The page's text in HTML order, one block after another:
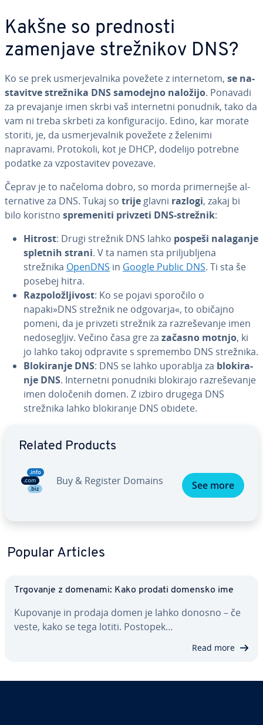
Kakšne so prednosti
zamenjave stre­žni­kov DNS?
Ko se prek usmer­je­val­ni­ka povežete z in­ter­ne­tom, se na­
sta­vi­tve strežnika DNS samodejno naložijo. Ponavadi
za pre­va­ja­nje imen skrbi vaš in­ter­ne­tni ponudnik, tako da
vam ni treba skrbeti za kon­fi­gu­ra­ci­jo. Edino, kar morate
storiti, je, da usmer­je­val­nik povežete z želenimi
napravami. Protokoli, kot je DHCP, dodelijo potrebne
podatke za vzpo­sta­vi­tev povezave.
Čeprav je to načeloma dobro, so morda pri­mer­nej­še al­
ter­na­ti­ve za DNS. Tukaj so trijeglavni razlogi, zakaj bi
bilo koristno spre­me­ni­ti privzeti DNS-strežnik:
Hitrost: Drugi strežnik DNS lahko pospeši nalaganje
spletnih strani. V ta namen sta pri­lju­blje­na
strežnika OpenDNS in Google Public DNS. Ti sta še
posebej hitra.
Raz­po­lo­žlji­vost: Ko se pojavi sporočilo o
napaki»DNS strežnik ne odgovarja«, to običajno
pomeni, da je privzeti strežnik za raz­re­še­va­nje imen
ne­do­se­gljiv. Večino časa gre za začasno motnjo, ki
jo lahko takoj odpravite s spremembo DNS strežnika.
Blo­ki­ra­nje DNS: DNS se lahko uporablja za blo­ki­ra­
nje DNS. In­ter­ne­tni ponudniki blokirajo raz­re­še­va­nje
imen določenih domen. Z izbiro drugega DNS
strežnika lahko blo­ki­ra­nje DNS obidete.
Related Products
Buy & Register Domains See more
Popular Articles
Trgovanje z domenami: Kako prodati domensko ime
Kupovanje in prodaja domen je lahko donosno – če
veste, kako se tega lotiti. Postopek…
Read more